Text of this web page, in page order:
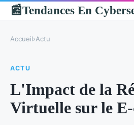
📰Tendances En
Accueil›Actu
ACTU
L'Impact de la
Virtuelle sur le